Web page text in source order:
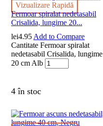
Vizualizare Rapidă
Fermoar spiralat nedetasabil
Crisalida, lungime 20...
lei4.95 Add to Compare
Cantitate Fermoar spiralat
nedetasabil Crisalida, lungime
20 cm Alb
4 în stoc